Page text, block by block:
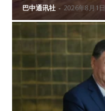
巴中通讯社 - 2026年8月1日